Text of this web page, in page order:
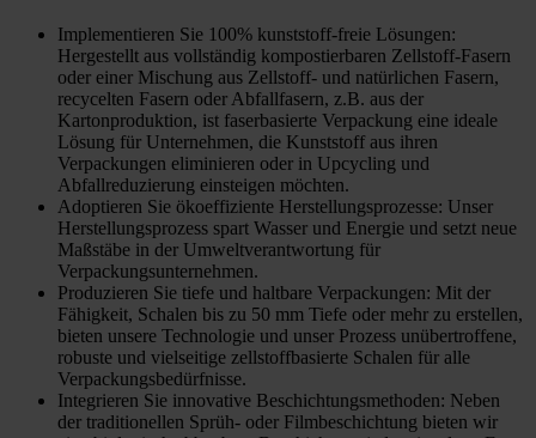
Implementieren Sie 100% kunststoff-freie Lösungen:
Hergestellt aus vollständig kompostierbaren Zellstoff-Fasern
oder einer Mischung aus Zellstoff- und natürlichen Fasern,
recycelten Fasern oder Abfallfasern, z.B. aus der
Kartonproduktion, ist faserbasierte Verpackung eine ideale
Lösung für Unternehmen, die Kunststoff aus ihren
Verpackungen eliminieren oder in Upcycling und
Abfallreduzierung einsteigen möchten.
Adoptieren Sie ökoeffiziente Herstellungsprozesse: Unser
Herstellungsprozess spart Wasser und Energie und setzt neue
Maßstäbe in der Umweltverantwortung für
Verpackungsunternehmen.
Produzieren Sie tiefe und haltbare Verpackungen: Mit der
Fähigkeit, Schalen bis zu 50 mm Tiefe oder mehr zu erstellen,
bieten unsere Technologie und unser Prozess unübertroffene,
robuste und vielseitige zellstoffbasierte Schalen für alle
Verpackungsbedürfnisse.
Integrieren Sie innovative Beschichtungsmethoden: Neben
der traditionellen Sprüh- oder Filmbeschichtung bieten wir